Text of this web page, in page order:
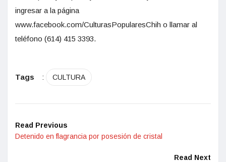
ingresar a la página
www.facebook.com/CulturasPopularesChih o llamar al
teléfono (614) 415 3393.
Tags : CULTURA
Read Previous
Detenido en flagrancia por posesión de cristal
Read Next